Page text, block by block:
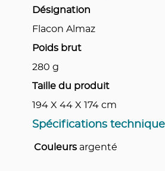
Désignation
Flacon Almaz
Poids brut
280 g
Taille du produit
194 X 44 X 174cm
Spécifications
Couleurs argenté